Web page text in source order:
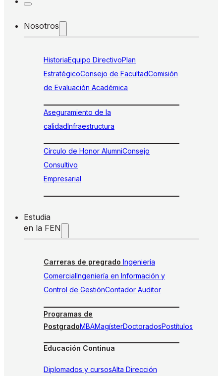
Nosotros
HistoriaEquipo DirectivoPlan
EstratégicoConsejo de FacultadComisión
de Evaluación Académica
Aseguramiento de la
calidadInfraestructura
Círculo de Honor AlumniConsejo
Consultivo
Empresarial
Estudia
en la FEN
Carreras de pregrado Ingeniería
ComercialIngeniería en Información y
Control de GestiónContador Auditor
Programas de
PostgradoMBAMagísterDoctoradosPostítulos
Educación Continua
Diplomados y cursosAlta Dirección